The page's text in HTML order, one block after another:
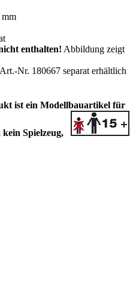
enthalten! Abbildung zeigt
Nr. 180667 separat erhältlich
ist ein Modellbauartikel für
kein Spielzeug,